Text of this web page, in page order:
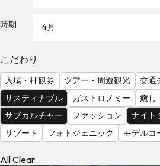
を
見
る
時期 4月
こだわり
入場・拝観券 ツアー・周遊観光
交通
サスティナブル
ガストロノミー
癒し
サブカルチャー
ファッション
ナイト
リゾート
フォトジェニック モデルコ
All Clear